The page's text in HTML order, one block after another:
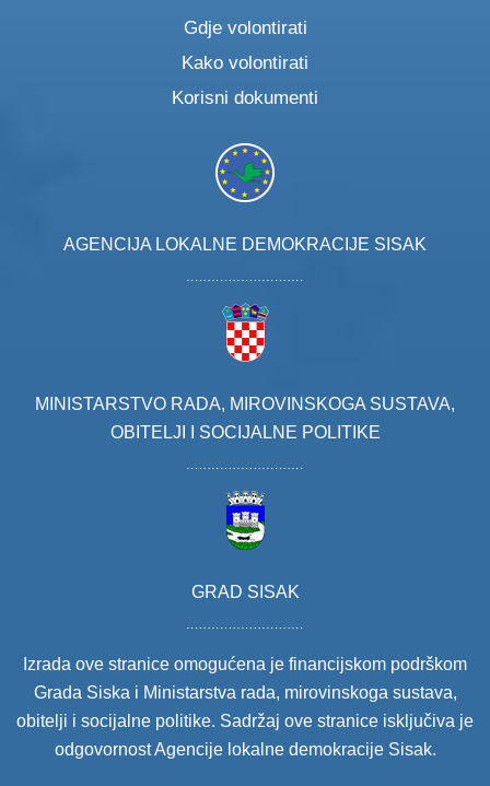
Gdje volontirati
Kako volontirati
Korisni dokumenti
AGENCIJA LOKALNE DEMOKRACIJE SISAK
MINISTARSTVO RADA, MIROVINSKOGA SUSTAVA,
OBITELJI I SOCIJALNE POLITIKE
GRAD SISAK
Izrada ove stranice omogućena je financijskom podrškom
Grada Siska i Ministarstva rada, mirovinskoga sustava,
obitelji i socijalne politike. Sadržaj ove stranice isključiva je
odgovornost Agencije lokalne demokracije Sisak.